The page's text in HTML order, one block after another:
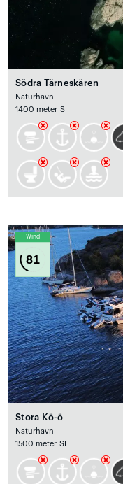
Södra Tärneskären
Naturhavn
1400 meter S
Wind
81
Stora Kö-ö
Naturhavn
1500 meter SE